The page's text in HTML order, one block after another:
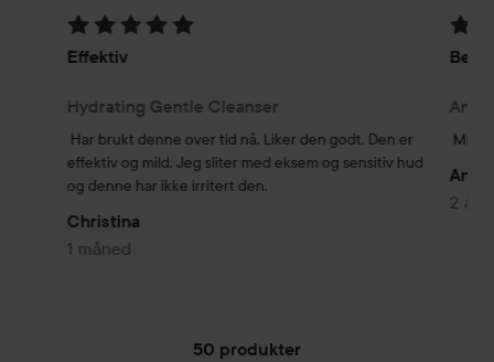
Vurdering: 5 av 5
Effektiv
Hydrating Gentle Cleanser
Har brukt denne over tid nå. Liker den godt. Den er
effektiv og mild. Jeg sliter med eksem og sensitiv hud
og denne har ikke irritert den.
Christina
1 måned
Best
Anti-
Mitt
Anna
2 år
50 produkter